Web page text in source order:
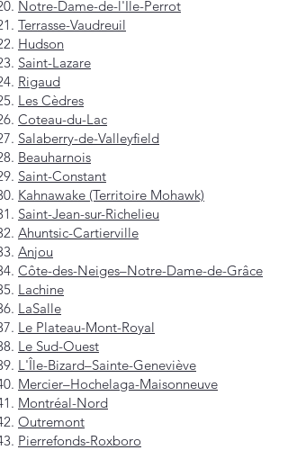
Notre-Dame-de-l'Île-Perrot
Terrasse-Vaudreuil
Hudson
Saint-Lazare
Rigaud
Les Cèdres
Coteau-du-Lac
Salaberry-de-Valleyfield
Beauharnois
Saint-Constant
Kahnawake (Territoire Mohawk)
Saint-Jean-sur-Richelieu
Ahuntsic-Cartierville
Anjou
Côte-des-Neiges–Notre-Dame-de-Grâce
Lachine
LaSalle
Le Plateau-Mont-Royal
Le Sud-Ouest
L'Île-Bizard–Sainte-Geneviève
Mercier–Hochelaga-Maisonneuve
Montréal-Nord
Outremont
Pierrefonds-Roxboro